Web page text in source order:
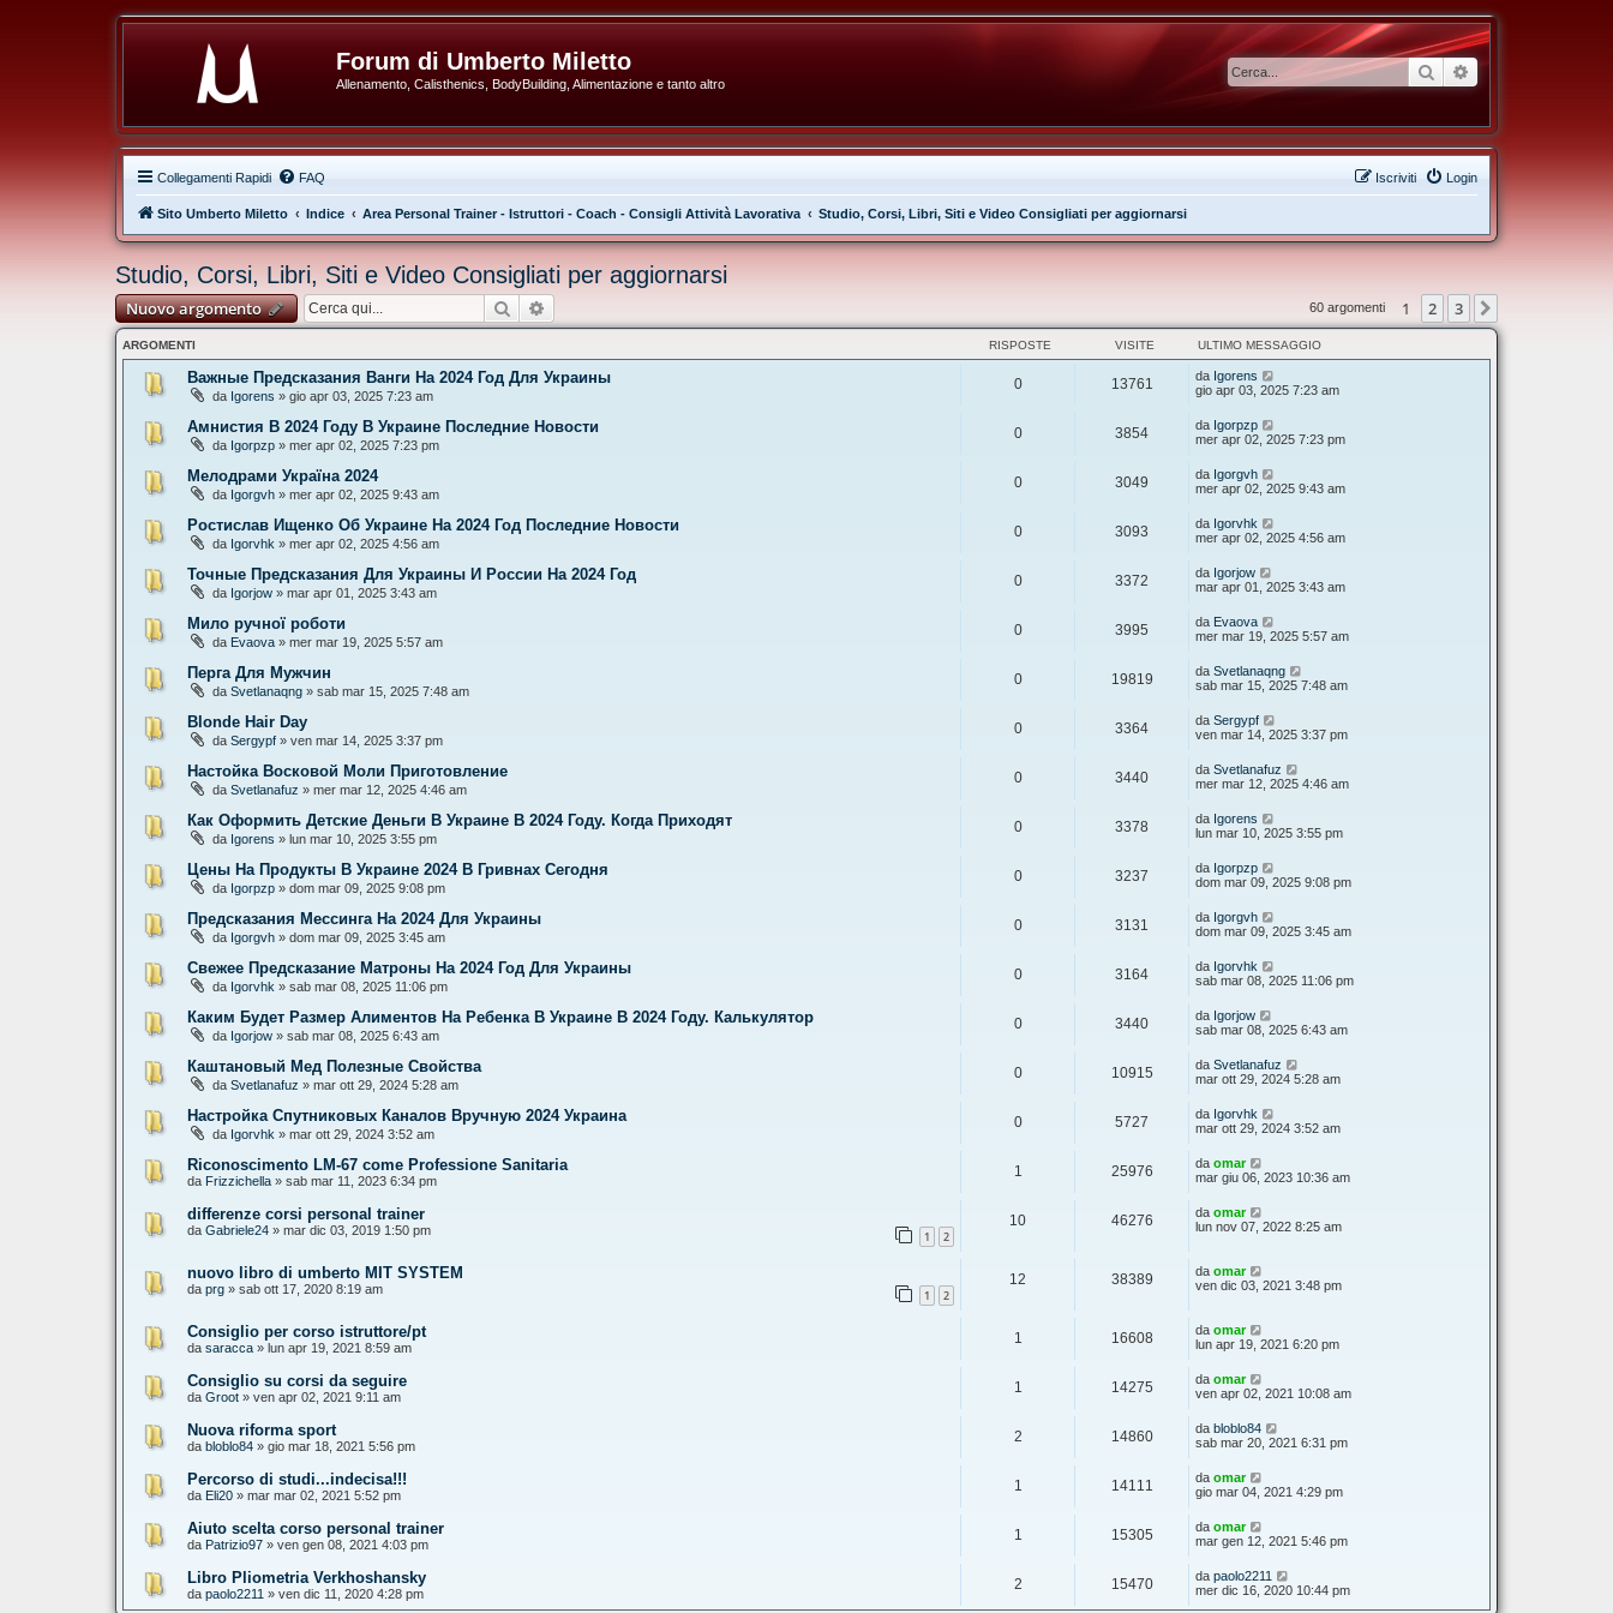
Forum di Umberto Miletto
Allenamento, Calisthenics, BodyBuilding, Alimentazione e tanto altro
Cerca Ricerca avanzata
Collegamenti Rapidi FAQ Login
Iscriviti
Sito Umberto Miletto Indice Area Personal Trainer - Istruttori - Coach - Consigli Attività Lavorativa Studio, Corsi, Libri, Siti e Video Consigliati per aggiornarsi
Studio, Corsi, Libri, Siti e Video Consigliati per aggiornarsi
Nuovo argomento Cerca 60 argomenti 1 2 3
ARGOMENTI RISPOSTE VISITE ULTIMO MESSAGGIO
Важные Предсказания Ванги На 2024 Год Для Украины
da Igorens » gio apr 03, 2025 7:23 am
0 13761 da Igorens
gio apr 03, 2025 7:23 am
Амнистия В 2024 Году В Украине Последние Новости
da Igorpzp » mer apr 02, 2025 7:23 pm
0 3854 da Igorpzp
mer apr 02, 2025 7:23 pm
Мелодрами Україна 2024
da Igorgvh » mer apr 02, 2025 9:43 am
0 3049 da Igorgvh
mer apr 02, 2025 9:43 am
Ростислав Ищенко Об Украине На 2024 Год Последние Новости
da Igorvhk » mer apr 02, 2025 4:56 am
0 3093 da Igorvhk
mer apr 02, 2025 4:56 am
Точные Предсказания Для Украины И России На 2024 Год
da Igorjow » mar apr 01, 2025 3:43 am
0 3372 da Igorjow
mar apr 01, 2025 3:43 am
Мило ручної роботи
da Evaova » mer mar 19, 2025 5:57 am
0 3995 da Evaova
mer mar 19, 2025 5:57 am
Перга Для Мужчин
da Svetlanaqng » sab mar 15, 2025 7:48 am
0 19819 da Svetlanaqng
sab mar 15, 2025 7:48 am
Blonde Hair Day
da Sergypf » ven mar 14, 2025 3:37 pm
0 3364 da Sergypf
ven mar 14, 2025 3:37 pm
Настойка Восковой Моли Приготовление
da Svetlanafuz » mer mar 12, 2025 4:46 am
0 3440 da Svetlanafuz
mer mar 12, 2025 4:46 am
Как Оформить Детские Деньги В Украине В 2024 Году. Когда Приходят
da Igorens » lun mar 10, 2025 3:55 pm
0 3378 da Igorens
lun mar 10, 2025 3:55 pm
Цены На Продукты В Украине 2024 В Гривнах Сегодня
da Igorpzp » dom mar 09, 2025 9:08 pm
0 3237 da Igorpzp
dom mar 09, 2025 9:08 pm
Предсказания Мессинга На 2024 Для Украины
da Igorgvh » dom mar 09, 2025 3:45 am
0 3131 da Igorgvh
dom mar 09, 2025 3:45 am
Свежее Предсказание Матроны На 2024 Год Для Украины
da Igorvhk » sab mar 08, 2025 11:06 pm
0 3164 da Igorvhk
sab mar 08, 2025 11:06 pm
Каким Будет Размер Алиментов На Ребенка В Украине В 2024 Году. Калькулятор
da Igorjow » sab mar 08, 2025 6:43 am
0 3440 da Igorjow
sab mar 08, 2025 6:43 am
Каштановый Мед Полезные Свойства
da Svetlanafuz » mar ott 29, 2024 5:28 am
0 10915 da Svetlanafuz
mar ott 29, 2024 5:28 am
Настройка Спутниковых Каналов Вручную 2024 Украина
da Igorvhk » mar ott 29, 2024 3:52 am
0 5727 da Igorvhk
mar ott 29, 2024 3:52 am
Riconoscimento LM-67 come Professione Sanitaria
da Frizzichella » sab mar 11, 2023 6:34 pm
1 25976 da omar
mar giu 06, 2023 10:36 am
differenze corsi personal trainer
da Gabriele24 » mar dic 03, 2019 1:50 pm 1 2
10 46276 da omar
lun nov 07, 2022 8:25 am
nuovo libro di umberto MIT SYSTEM
da prg » sab ott 17, 2020 8:19 am 1 2
12 38389 da omar
ven dic 03, 2021 3:48 pm
Consiglio per corso istruttore/pt
da saracca » lun apr 19, 2021 8:59 am
1 16608 da omar
lun apr 19, 2021 6:20 pm
Consiglio su corsi da seguire
da Groot » ven apr 02, 2021 9:11 am
1 14275 da omar
ven apr 02, 2021 10:08 am
Nuova riforma sport
da bloblo84 » gio mar 18, 2021 5:56 pm
2 14860 da bloblo84
sab mar 20, 2021 6:31 pm
Percorso di studi...indecisa!!!
da Eli20 » mar mar 02, 2021 5:52 pm
1 14111 da omar
gio mar 04, 2021 4:29 pm
Aiuto scelta corso personal trainer
da Patrizio97 » ven gen 08, 2021 4:03 pm
1 15305 da omar
mar gen 12, 2021 5:46 pm
Libro Pliometria Verkhoshansky
da paolo2211 » ven dic 11, 2020 4:28 pm
2 15470 da paolo2211
mer dic 16, 2020 10:44 pm